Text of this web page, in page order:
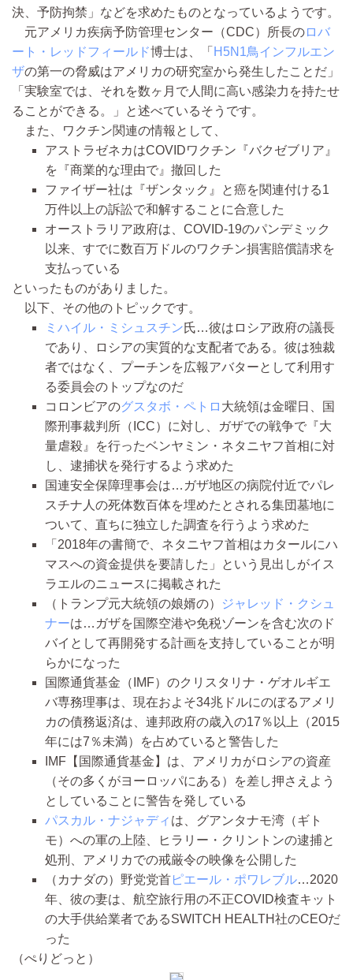
決、予防拘禁」などを求めたものとなっているようです。
元アメリカ疾病予防管理センター（CDC）所長のロバ
ート・レッドフィールド博士は、「 H5N1鳥インフルエン
ザの第一の脅威はアメリカの研究室から発生したことだ」
「実験室では、それを数ヶ月で人間に高い感染力を持たせ
ることができる。」と述べているそうです。
また、ワクチン関連の情報として、
アストラゼネカはCOVIDワクチン『バクゼブリア』
を『商業的な理由で』撤回した
ファイザー社は『ザンタック』と癌を関連付ける1
万件以上の訴訟で和解することに合意した
オーストラリア政府は、COVID-19のパンデミック
以来、すでに数百万ドルのワクチン損害賠償請求を
支払っている
といったものがありました。
以下、その他のトピックです。
ミハイル・ミシュスチン氏…彼はロシア政府の議長
であり、ロシアの実質的な支配者である。彼は独裁
者ではなく、プーチンを広報アバターとして利用す
る委員会のトップなのだ
コロンビアのグスタボ・ペトロ 大統領は金曜日、国
際刑事裁判所（ICC）に対し、ガザでの戦争で『大
量虐殺』を行ったベンヤミン・ネタニヤフ首相に対
し、逮捕状を発行するよう求めた
国連安全保障理事会は…ガザ地区の病院付近でパレ
スチナ人の死体数百体を埋めたとされる集団墓地に
ついて、直ちに独立した調査を行うよう求めた
「2018年の書簡で、ネタニヤフ首相はカタールにハ
マスへの資金提供を要請した」という見出しがイス
ラエルのニュースに掲載された
（トランプ元大統領の娘婿の）
ジャレッド・クシュ
ナーは…ガザを国際空港や免税ゾーンを含む次のド
バイとして再開発する計画を支持していることが明
らかになった
国際通貨基金（IMF）のクリスタリナ・ゲオルギエ
バ専務理事は、現在およそ34兆ドルにのぼるアメリ
カの債務返済は、連邦政府の歳入の17％以上（2015
年には7％未満）を占めていると警告した
IMF【国際通貨基金】は、アメリカがロシアの資産
（その多くがヨーロッパにある）を差し押さえよう
としていることに警告を発している
パスカル・ナジャディ は、グアンタナモ湾（ギト
モ）への軍の上陸、ヒラリー・クリントンの逮捕と
処刑、アメリカでの戒厳令の映像を公開した
（カナダの）野党党首ピエール・ポワレブル…2020
年、彼の妻は、航空旅行用の不正COVID検査キット
の大手供給業者であるSWITCH HEALTH社のCEOだ
った
（ぺりどっと）